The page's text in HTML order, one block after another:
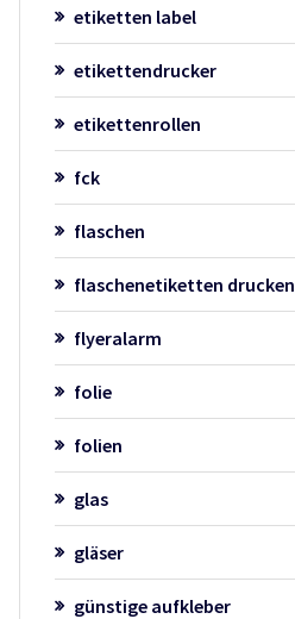
etiketten label
etikettendrucker
etikettenrollen
fck
flaschen
flaschenetiketten drucken
flyeralarm
folie
folien
glas
gläser
günstige aufkleber